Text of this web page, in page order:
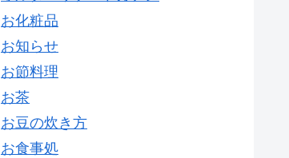
お化粧品
お知らせ
お節料理
お茶
お豆の炊き方
お食事処